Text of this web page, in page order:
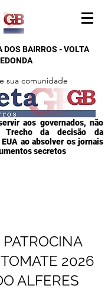
DOS BAIRROS - VOLTA
sua comunidade
aos governados, não
Trecho da decisão da
ao absolver os jornais
secretos
2026
ALFERES